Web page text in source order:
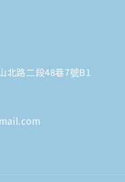
北路二段48巷7號B1